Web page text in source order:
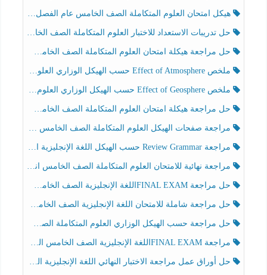
هيكل امتحان العلوم المتكاملة الصف الخامس عام الفصل الدراسي الثالث 2025-2026
حل تدريبات الاستعداد للاختبار العلوم المتكاملة الصف الخامس عام الفصل الثالث
حل مراجعة هيكلة امتحان العلوم المتكاملة الصف الخامس انسبير الفصل الثالث
ملخص Effect of Atmosphere حسب الهيكل الوزاري العلوم المتكاملة الصف الخامس انسبير الفصل الثالث
ملخص Effect of Geosphere حسب الهيكل الوزاري العلوم المتكاملة الصف الخامس انسبير الفصل الثالث
حل مراجعة هيكلة امتحان العلوم المتكاملة الصف الخامس عام الفصل الثالث
مراجعة صفحات الهيكل العلوم المتكاملة الصف الخامس انسبير الفصل الثالث
مراجعة Review Grammar حسب الهيكل اللغة الإنجليزية الصف الخامس الفصل الثالث
مراجعة نهائية للامتحان العلوم المتكاملة الصف الخامس انسبير الفصل الثالث
حل مراجعة FINAL EXAMاللغة الإنجليزية الصف الخامس الفصل الثالث
حل مراجعة شاملة للامتحان اللغة الإنجليزية الصف الخامس الفصل الثالث
حل مراجعة حسب الهيكل الوزاري العلوم المتكاملة الصف الخامس عام الفصل الثالث
مراجعة FINAL EXAMاللغة الإنجليزية الصف الخامس الفصل الثالث
حل أوراق عمل مراجعة الاختبار النهائي اللغة الإنجليزية الصف الرابع الفصل الثالث